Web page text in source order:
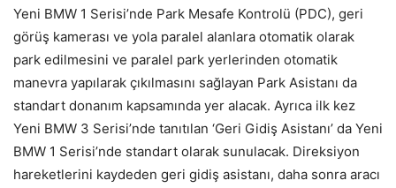
Yeni BMW 1 Serisi’nde Park Mesafe Kontrolü (PDC), geri
görüş kamerası ve yola paralel alanlara otomatik olarak
park edilmesini ve paralel park yerlerinden otomatik
manevra yapılarak çıkılmasını sağlayan Park Asistanı da
standart donanım kapsamında yer alacak. Ayrıca ilk kez
Yeni BMW 3 Serisi’nde tanıtılan ‘Geri Gidiş Asistanı’ da Yeni
BMW 1 Serisi’nde standart olarak sunulacak. Direksiyon
hareketlerini kaydeden geri gidiş asistanı, daha sonra aracı